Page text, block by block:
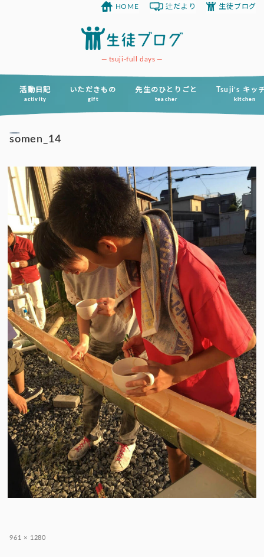
ツ
tsuji-full days
活動日記
activity
いただきもの
gift
先生のひとりごと
teacher
Tsuji’s キッ
kitchen
HOME 辻だより 生徒ブログ
somen_14
フ
961 × 1280